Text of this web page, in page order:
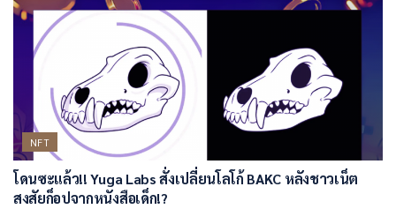
NFT
โดนซะแล้ว!! Yuga Labs สั่งเปลี่ยนโลโก้ BAKC หลังชาวเน็ต
สงสัยก็อปจากหนังสือเด็ก!?